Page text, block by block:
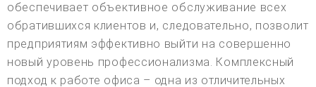
обеспечивает объективное обслуживание всех
обратившихся клиентов и, следовательно, позволит
предприятиям эффективно выйти на совершенно
новый уровень профессионализма. Комплексный
подход к работе офиса – одна из отличительных